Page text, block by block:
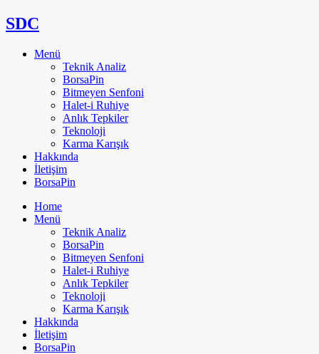
SDC
Menü
Teknik Analiz
BorsaPin
Bitmeyen Senfoni
Halet-i Ruhiye
Anlık Tepkiler
Teknoloji
Karma Karışık
Hakkında
İletişim
BorsaPin
Home
Menü
Teknik Analiz
BorsaPin
Bitmeyen Senfoni
Halet-i Ruhiye
Anlık Tepkiler
Teknoloji
Karma Karışık
Hakkında
İletişim
BorsaPin